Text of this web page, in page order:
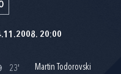
20:00
23'
Martin Todorovski